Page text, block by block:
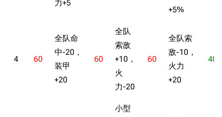
力+5
+5%
4 60
全队命
中-20，
装甲
+20
60
全队
索敌
+10，
火
力-20
60
全队索
敌-10，
火力
+20
40
小型